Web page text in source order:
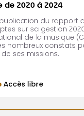
de 2020 à 2024
du rapport
sur sa gestion
de la musique
nombreux constats
ses missions.
Accès libre